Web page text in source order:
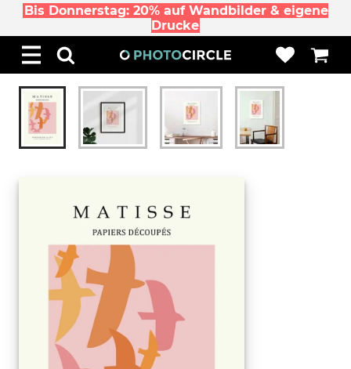
Bis Donnerstag: 20% auf Wandbilder & eigene
Drucke